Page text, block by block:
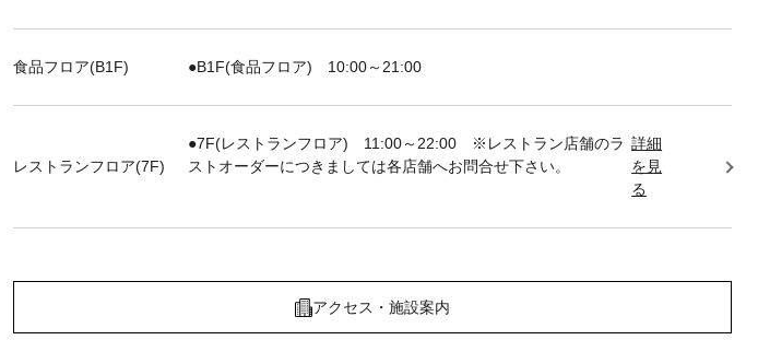
食品フロア(B1F) ●B1F(食品フロア) 10:00～21:00
レストランフロア(7F)
●7F(レストランフロア) 11:00～22:00 ※レストラン店舗のラ
ストオーダーにつきましては各店舗へお問合せ下さい。
詳細
を見
る
アクセス・施設案内